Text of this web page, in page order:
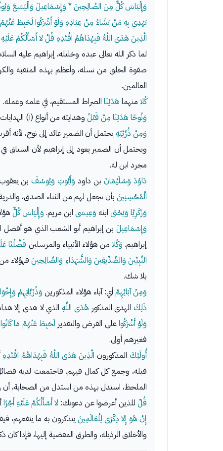
وَإِلْيَاسَ كُلٌّ مِنَ الصَّالِحِينَ * وَإِسْمَاعِيلَ وَالْيَسَعَ
يَهْدِي بِهِ مَنْ يَشَاءُ مِنْ عِبَادِهِ وَلَوْ أَشْرَكُوا لَحَبِطَ عَنْهُمْ
الَّذِينَ هَدَى اللَّهُ فَبِهُدَاهُمُ اقْتَدِهِ قُلْ لا أَسْأَلُكُمْ عَلَيْهِ
لما ذكر الله تعالى عبده وخليله، إبراهيم عليه
صفوة الخلق من نسله، وأعظم بهذه المنقبة
العالمين.
كُلا منهما هَدَيْنَا الصراط المستقيم، في علمه وعمله.
وَنُوحًا هَدَيْنَا مِنْ قَبْلُ وهدايته من أنواع (١) الهدايات الخاصة التي لم تحصل إلا لأفراد من العالم؛ وهم أولو العزم من الرسل، الذي هو أحدهم.
وَمِنْ ذُرِّيَّتِهِ يحتمل أن الضمير عائد إلى نوح، لأنه
ويحتمل أن الضمير يعود إلى إبراهيم لأن
مجرد ابن له.
دَاوُدَ وَسُلَيْمَانَبن داود وَأَيُّوبَ وَيُوسُفَبن
الْمُحْسِنِينَ بأن نجعل لهم من الثناء الصدق،
وَزَكَرِيَّا وَيَحْيَى ابنه وَعِيسَى ابن مريم. وَإِلْيَاسَ كُلٌّ
وَإِسْمَاعِيلَبن إبراهيم أبو الشعب الذي هو
إبراهيم. وَكُلا من هؤلاء الأنبياء والمرسلين فَضَّلْنَا
النَّبِيِّينَ وَالصِّدِّيقِينَ وَالشُّهَدَاءِ وَالصَّالِحِينَ
بلا شك.
وَمِنْ آبَائِهِمْأي: آباء هؤلاء المذكورين وَذُرِّيَّاتِهِمْ
ذَلِكَالهدى المذكور هُدَى اللَّهِالذي لا هدى إلا
وَلَوْ أَشْرَكُواعلى الفرض والتقدير لَحَبِطَ عَنْهُمْ مَا
فغيرهم أولى.
أُولَئِكَالمذكورون الَّذِينَ هَدَى اللَّهُ فَبِهُدَاهُمُ اقْتَدِهِ
قبله، وجمع كل كمال فيهم. فاجتمعت لديه
الملحظ، استدل بهذه من استدل من الصحابة،
قُلْ للذين أعرضوا عن دعوتك: لا أَسْأَلُكُمْ عَلَيْهِ أَجْرًا
إِنْ هُوَ إِلا ذِكْرَى لِلْعَالَمِينَ يتذكرون به ما ينفعهم،
والأخلاق الرذيلة، والطرق المفضية إليها، فإذا